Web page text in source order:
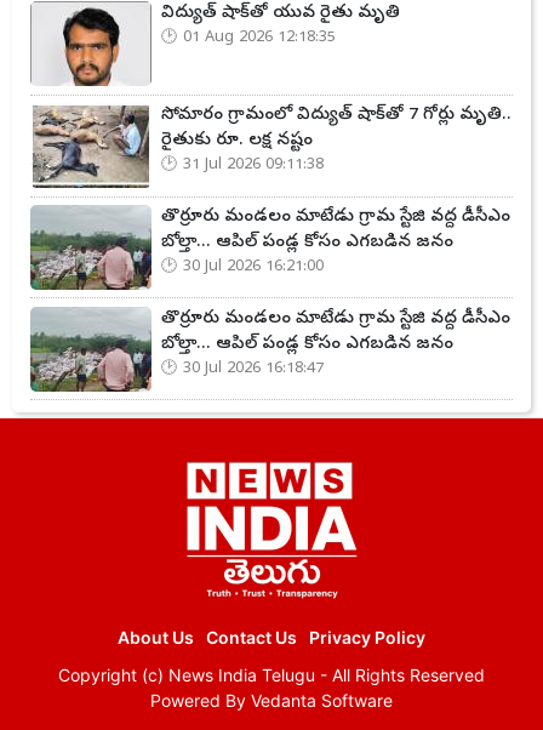
విద్యుత్ షాక్‌తో యువ రైతు మృతి
01 Aug 2026 12:18:35
సోమారం గ్రామంలో విద్యుత్ షాక్‌తో 7 గోర్లు మృతి..
రైతుకు రూ. లక్ష నష్టం
31 Jul 2026 09:11:38
తొర్రూరు మండలం మాటేడు గ్రామ స్టేజి వద్ద డీసీఎం
బోల్తా... ఆపిల్ పండ్ల కోసం ఎగబడిన జనం
30 Jul 2026 16:21:00
తొర్రూరు మండలం మాటేడు గ్రామ స్టేజి వద్ద డీసీఎం
బోల్తా... ఆపిల్ పండ్ల కోసం ఎగబడిన జనం
30 Jul 2026 16:18:47
About Us Contact Us
Privacy Policy
Copyright (c) News India Telugu - All Rights Reserved
Powered By Vedanta Software